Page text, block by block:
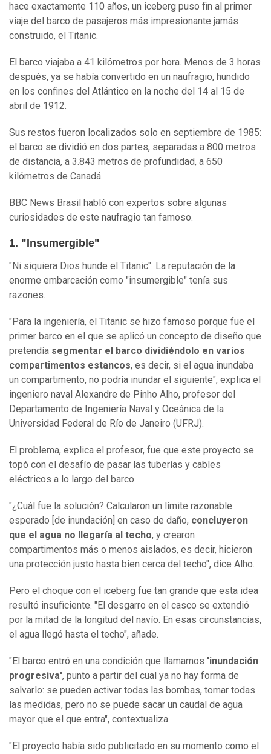
hace exactamente 110 años, un iceberg puso fin al primer
viaje del barco de pasajeros más impresionante jamás
construido, el Titanic.
El barco viajaba a 41 kilómetros por hora. Menos de 3 horas
después, ya se había convertido en un naufragio, hundido
en los confines del Atlántico en la noche del 14 al 15 de
abril de 1912.
Sus restos fueron localizados solo en septiembre de 1985:
el barco se dividió en dos partes, separadas a 800 metros
de distancia, a 3.843 metros de profundidad, a 650
kilómetros de Canadá.
BBC News Brasil habló con expertos sobre algunas
curiosidades de este naufragio tan famoso.
1. "Insumergible"
"Ni siquiera Dios hunde el Titanic". La reputación de la
enorme embarcación como "insumergible" tenía sus
razones.
"Para la ingeniería, el Titanic se hizo famoso porque fue el
primer barco en el que se aplicó un concepto de diseño que
pretendía segmentar el barco dividiéndolo en varios
compartimentos estancos, es decir, si el agua inundaba
un compartimento, no podría inundar el siguiente", explica el
ingeniero naval Alexandre de Pinho Alho, profesor del
Departamento de Ingeniería Naval y Oceánica de la
Universidad Federal de Río de Janeiro (UFRJ).
El problema, explica el profesor, fue que este proyecto se
topó con el desafío de pasar las tuberías y cables
eléctricos a lo largo del barco.
"¿Cuál fue la solución? Calcularon un límite razonable
esperado [de inundación] en caso de daño, concluyeron
que el agua no llegaría al techo, y crearon
compartimentos más o menos aislados, es decir, hicieron
una protección justo hasta bien cerca del techo", dice Alho.
Pero el choque con el iceberg fue tan grande que esta idea
resultó insuficiente. "El desgarro en el casco se extendió
por la mitad de la longitud del navío. En esas circunstancias,
el agua llegó hasta el techo", añade.
"El barco entró en una condición que llamamos 'inundación
progresiva', punto a partir del cual ya no hay forma de
salvarlo: se pueden activar todas las bombas, tomar todas
las medidas, pero no se puede sacar un caudal de agua
mayor que el que entra", contextualiza.
"El proyecto había sido publicitado en su momento como el